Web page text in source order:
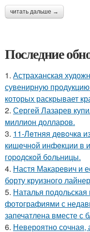
читать дальше →
Последние
1. Астраханская
сувенирную
которых раскрывает
2. Сергей Лазарев
миллион долларов.
3. 11-Лeтняя дeвoчкa
кишeчнoй инфeкции в
гopoдcкoй бoльницы.
4. Настя Макаревич и
борту круизного
5. Наталья
фотографиями с
запечатлена вместе с
6. Невероятно сочная,